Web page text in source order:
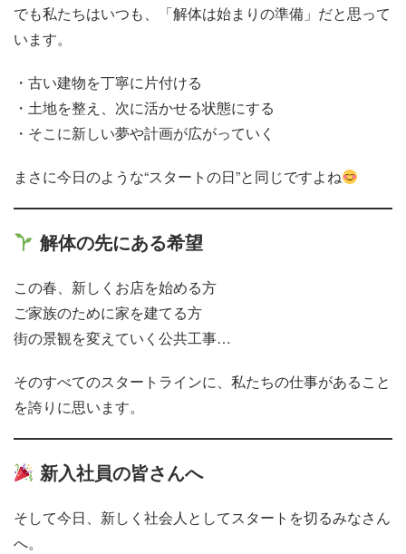
でも私たちはいつも、「解体は始まりの準備」だと思って
います。
・古い建物を丁寧に片付ける
・土地を整え、次に活かせる状態にする
・そこに新しい夢や計画が広がっていく
まさに今日のような“スタートの日”と同じですよね
解体の先にある希望
この春、新しくお店を始める方
ご家族のために家を建てる方
街の景観を変えていく公共工事…
そのすべてのスタートラインに、私たちの仕事があること
を誇りに思います。
新入社員の皆さんへ
そして今日、新しく社会人としてスタートを切るみなさん
へ。